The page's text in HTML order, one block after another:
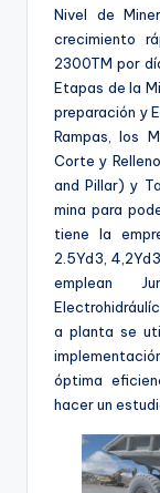
Nivel de
crecimiento
2300TM por
Etapas de la
preparación y
Rampas, los
Corte y
and Pillar) y
mina para
tiene la
2.5Yd3,
emplean
a planta se
óptima
hacer un